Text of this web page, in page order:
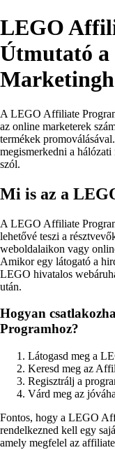
LEGO
Útmutató a
A LEGO Affiliate
az online marketerek
termékek
megismerkedni a
szól.
Mi is az a
A LEGO Affiliate
lehetővé teszi a
weboldalaikon vagy
Amikor egy látogató a
LEGO hivatalos
után.
Hogyan
Programhoz?
Látogasd meg a
Keresd meg az
Regisztrálj a
Várd meg az
Fontos, hogy a LEGO
rendelkezned kell egy
amely megfelel az